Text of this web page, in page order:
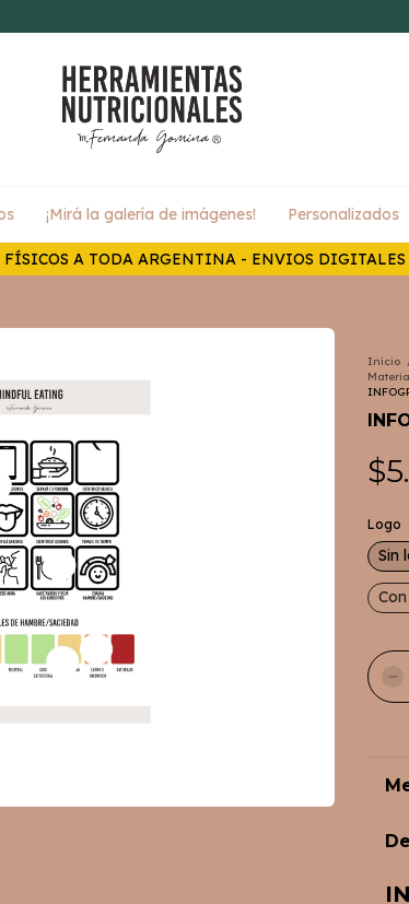
A TODA ARGENTINA - ENVIOS
¡Mirá la galería de imágenes! Personalizados
Inicio
Logo
Sin